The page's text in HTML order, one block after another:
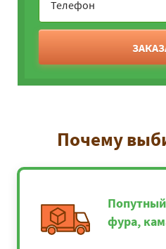
Почему
Попутный
фура,